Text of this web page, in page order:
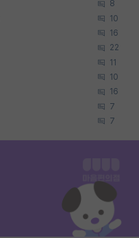
8
10
16
22
11
10
16
7
7